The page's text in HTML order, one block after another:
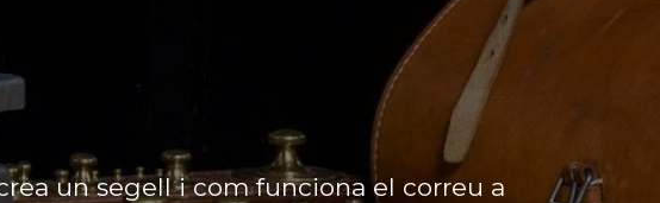
un segell i com funciona el correu a